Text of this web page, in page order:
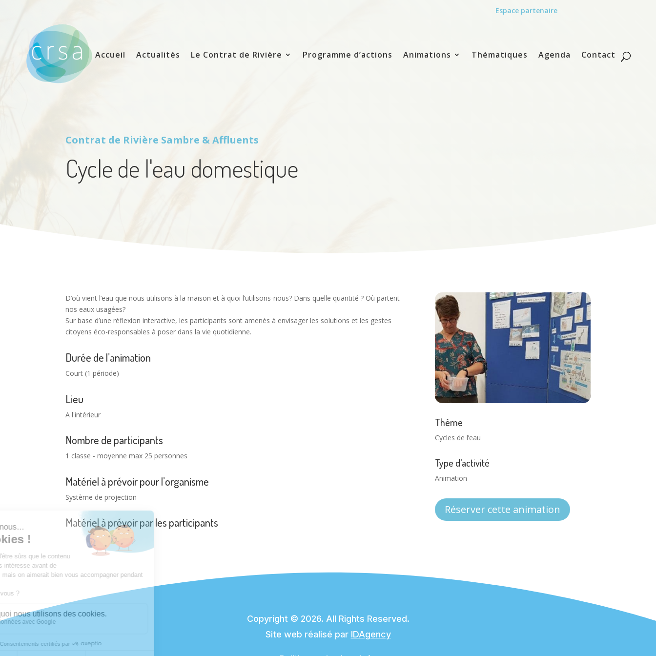
Espace partenaire
Accueil Actualités Le Contrat de Rivière Programme d’actions Animations Thématiques Agenda Contact
Contrat de Rivière Sambre & Affluents
Cycle de l'eau domestique
D’où vient l’eau que nous utilisons à la maison et à quoi l’utilisons-nous? Dans quelle quantité ? Où partent
nos eaux usagées?
Sur base d’une réflexion interactive, les participants sont amenés à envisager les solutions et les gestes
citoyens éco-responsables à poser dans la vie quotidienne.
Durée de l’animation
Court (1 période)
Lieu
A l'intérieur
Nombre de participants
1 classe - moyenne max 25 personnes
Matériel à prévoir pour l’organisme
Système de projection
Matériel à prévoir par les participants
Thème
Cycles de l’eau
Type d’activité
Animation
Réserver cette animation
Copyright © 2026. All Rights Reserved.
Site web réalisé par IDAgency